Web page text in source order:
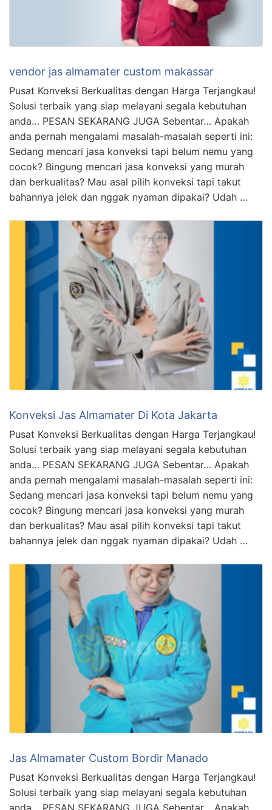
vendor jas almamater custom makassar
Pusat Konveksi Berkualitas dengan Harga Terjangkau!
Solusi terbaik yang siap melayani segala kebutuhan
anda… PESAN SEKARANG JUGA Sebentar… Apakah
anda pernah mengalami masalah-masalah seperti ini:
Sedang mencari jasa konveksi tapi belum nemu yang
cocok? Bingung mencari jasa konveksi yang murah
dan berkualitas? Mau asal pilih konveksi tapi takut
bahannya jelek dan nggak nyaman dipakai? Udah …
Konveksi Jas Almamater Di Kota Jakarta
Pusat Konveksi Berkualitas dengan Harga Terjangkau!
Solusi terbaik yang siap melayani segala kebutuhan
anda… PESAN SEKARANG JUGA Sebentar… Apakah
anda pernah mengalami masalah-masalah seperti ini:
Sedang mencari jasa konveksi tapi belum nemu yang
cocok? Bingung mencari jasa konveksi yang murah
dan berkualitas? Mau asal pilih konveksi tapi takut
bahannya jelek dan nggak nyaman dipakai? Udah …
Jas Almamater Custom Bordir Manado
Pusat Konveksi Berkualitas dengan Harga Terjangkau!
Solusi terbaik yang siap melayani segala kebutuhan
anda… PESAN SEKARANG JUGA Sebentar… Apakah